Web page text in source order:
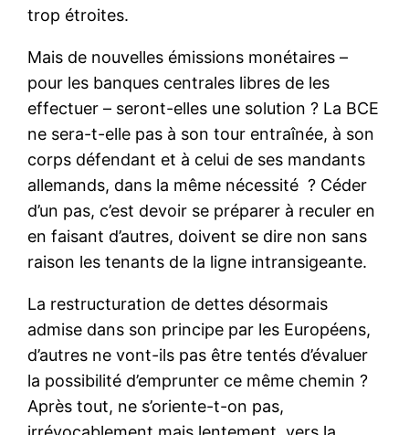
trop étroites.
Mais de nouvelles émissions monétaires –
pour les banques centrales libres de les
effectuer – seront-elles une solution ? La BCE
ne sera-t-elle pas à son tour entraînée, à son
corps défendant et à celui de ses mandants
allemands, dans la même nécessité ? Céder
d’un pas, c’est devoir se préparer à reculer en
en faisant d’autres, doivent se dire non sans
raison les tenants de la ligne intransigeante.
La restructuration de dettes désormais
admise dans son principe par les Européens,
d’autres ne vont-ils pas être tentés d’évaluer
la possibilité d’emprunter ce même chemin ?
Après tout, ne s’oriente-t-on pas,